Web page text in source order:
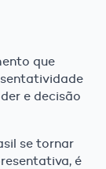
que
e decisão
se tornar
é